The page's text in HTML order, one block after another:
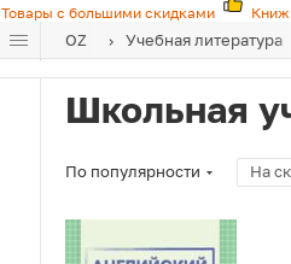
Товары с большими скидками
OZ Учебная литература
Школьная
По популярности На